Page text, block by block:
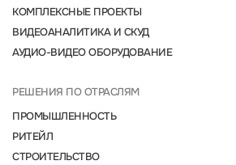
КОМПЛЕКСНЫЕ ПРОЕКТЫ
ВИДЕОАНАЛИТИКА И СКУД
АУДИО-ВИДЕО ОБОРУДОВАНИЕ
РЕШЕНИЯ ПО ОТРАСЛЯМ
ПРОМЫШЛЕННОСТЬ
РИТЕЙЛ
СТРОИТЕЛЬСТВО